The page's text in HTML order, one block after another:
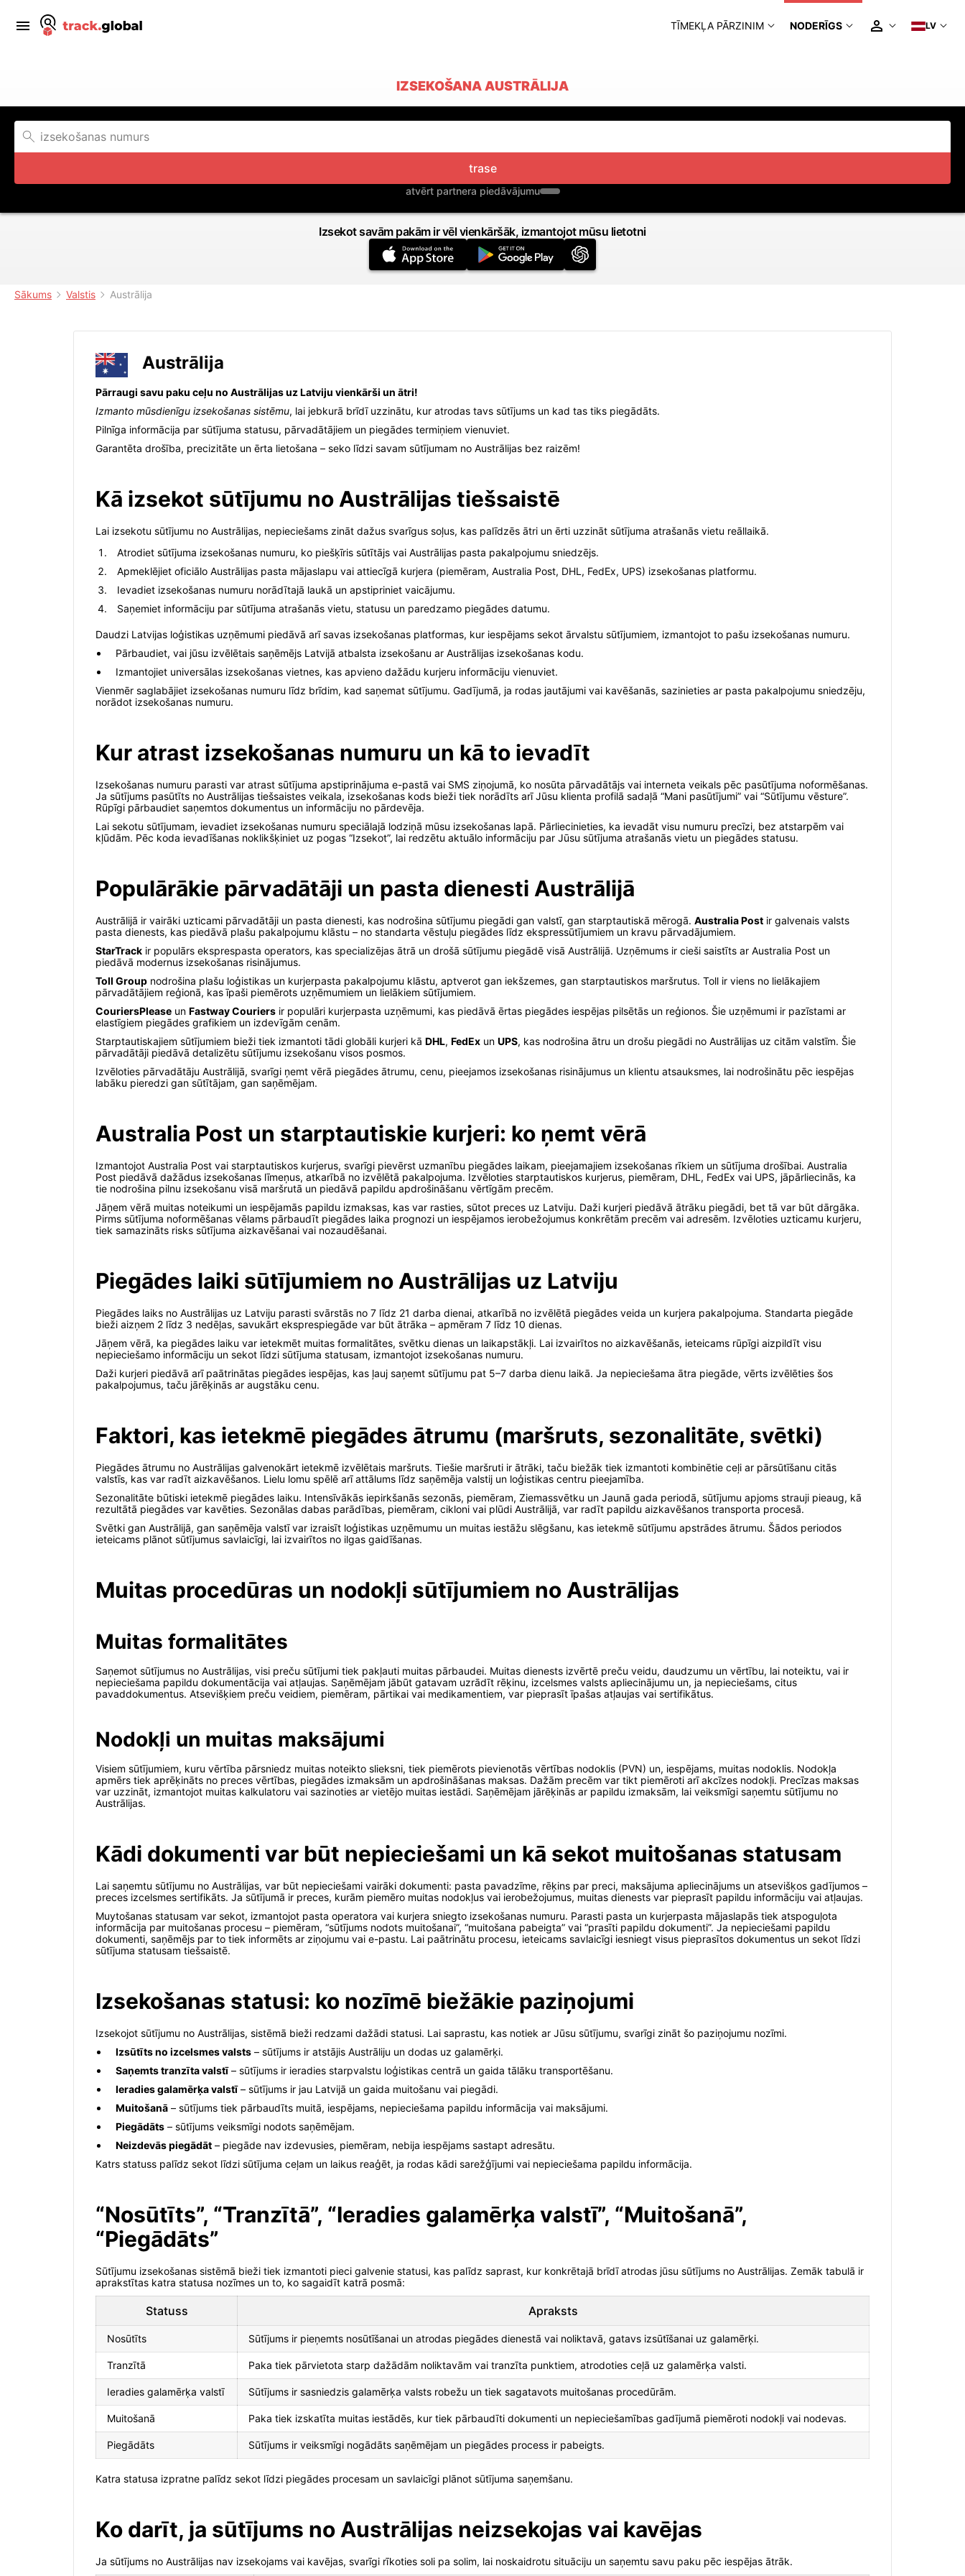
TĪMEKĻA PĀRZINIM NODERĪGS LV
IZSEKOŠANA AUSTRĀLIJA
trase
atvērt partnera piedāvājumu
Izsekot savām pakām ir vēl vienkāršāk, izmantojot mūsu lietotni
Sākums Valstis Austrālija
Austrālija
Pārraugi savu paku ceļu no Austrālijas uz Latviju vienkārši un ātri!
Izmanto mūsdienīgu izsekošanas sistēmu, lai jebkurā brīdī uzzinātu, kur atrodas tavs sūtījums un kad tas tiks piegādāts.
Pilnīga informācija par sūtījuma statusu, pārvadātājiem un piegādes termiņiem vienuviet.
Garantēta drošība, precizitāte un ērta lietošana – seko līdzi savam sūtījumam no Austrālijas bez raizēm!
Kā izsekot sūtījumu no Austrālijas tiešsaistē
Lai izsekotu sūtījumu no Austrālijas, nepieciešams zināt dažus svarīgus soļus, kas palīdzēs ātri un ērti uzzināt sūtījuma atrašanās vietu reāllaikā.
Atrodiet sūtījuma izsekošanas numuru, ko piešķīris sūtītājs vai Austrālijas pasta pakalpojumu sniedzējs.
Apmeklējiet oficiālo Austrālijas pasta mājaslapu vai attiecīgā kurjera (piemēram, Australia Post, DHL, FedEx, UPS) izsekošanas platformu.
Ievadiet izsekošanas numuru norādītajā laukā un apstipriniet vaicājumu.
Saņemiet informāciju par sūtījuma atrašanās vietu, statusu un paredzamo piegādes datumu.
Daudzi Latvijas loģistikas uzņēmumi piedāvā arī savas izsekošanas platformas, kur iespējams sekot ārvalstu sūtījumiem, izmantojot to pašu izsekošanas numuru.
Pārbaudiet, vai jūsu izvēlētais saņēmējs Latvijā atbalsta izsekošanu ar Austrālijas izsekošanas kodu.
Izmantojiet universālas izsekošanas vietnes, kas apvieno dažādu kurjeru informāciju vienuviet.
Vienmēr saglabājiet izsekošanas numuru līdz brīdim, kad saņemat sūtījumu. Gadījumā, ja rodas jautājumi vai kavēšanās, sazinieties ar pasta pakalpojumu sniedzēju,
norādot izsekošanas numuru.
Kur atrast izsekošanas numuru un kā to ievadīt
Izsekošanas numuru parasti var atrast sūtījuma apstiprinājuma e-pastā vai SMS ziņojumā, ko nosūta pārvadātājs vai interneta veikals pēc pasūtījuma noformēšanas.
Ja sūtījums pasūtīts no Austrālijas tiešsaistes veikala, izsekošanas kods bieži tiek norādīts arī Jūsu klienta profilā sadaļā “Mani pasūtījumi” vai “Sūtījumu vēsture”.
Rūpīgi pārbaudiet saņemtos dokumentus un informāciju no pārdevēja.
Lai sekotu sūtījumam, ievadiet izsekošanas numuru speciālajā lodziņā mūsu izsekošanas lapā. Pārliecinieties, ka ievadāt visu numuru precīzi, bez atstarpēm vai
kļūdām. Pēc koda ievadīšanas noklikšķiniet uz pogas “Izsekot”, lai redzētu aktuālo informāciju par Jūsu sūtījuma atrašanās vietu un piegādes statusu.
Populārākie pārvadātāji un pasta dienesti Austrālijā
Austrālijā ir vairāki uzticami pārvadātāji un pasta dienesti, kas nodrošina sūtījumu piegādi gan valstī, gan starptautiskā mērogā. Australia Post ir galvenais valsts
pasta dienests, kas piedāvā plašu pakalpojumu klāstu – no standarta vēstuļu piegādes līdz ekspressūtījumiem un kravu pārvadājumiem.
StarTrack ir populārs eksprespasta operators, kas specializējas ātrā un drošā sūtījumu piegādē visā Austrālijā. Uzņēmums ir cieši saistīts ar Australia Post un
piedāvā modernus izsekošanas risinājumus.
Toll Group nodrošina plašu loģistikas un kurjerpasta pakalpojumu klāstu, aptverot gan iekšzemes, gan starptautiskos maršrutus. Toll ir viens no lielākajiem
pārvadātājiem reģionā, kas īpaši piemērots uzņēmumiem un lielākiem sūtījumiem.
CouriersPlease un Fastway Couriers ir populāri kurjerpasta uzņēmumi, kas piedāvā ērtas piegādes iespējas pilsētās un reģionos. Šie uzņēmumi ir pazīstami ar
elastīgiem piegādes grafikiem un izdevīgām cenām.
Starptautiskajiem sūtījumiem bieži tiek izmantoti tādi globāli kurjeri kā DHL, FedEx un UPS, kas nodrošina ātru un drošu piegādi no Austrālijas uz citām valstīm. Šie
pārvadātāji piedāvā detalizētu sūtījumu izsekošanu visos posmos.
Izvēloties pārvadātāju Austrālijā, svarīgi ņemt vērā piegādes ātrumu, cenu, pieejamos izsekošanas risinājumus un klientu atsauksmes, lai nodrošinātu pēc iespējas
labāku pieredzi gan sūtītājam, gan saņēmējam.
Australia Post un starptautiskie kurjeri: ko ņemt vērā
Izmantojot Australia Post vai starptautiskos kurjerus, svarīgi pievērst uzmanību piegādes laikam, pieejamajiem izsekošanas rīkiem un sūtījuma drošībai. Australia
Post piedāvā dažādus izsekošanas līmeņus, atkarībā no izvēlētā pakalpojuma. Izvēloties starptautiskos kurjerus, piemēram, DHL, FedEx vai UPS, jāpārliecinās, ka
tie nodrošina pilnu izsekošanu visā maršrutā un piedāvā papildu apdrošināšanu vērtīgām precēm.
Jāņem vērā muitas noteikumi un iespējamās papildu izmaksas, kas var rasties, sūtot preces uz Latviju. Daži kurjeri piedāvā ātrāku piegādi, bet tā var būt dārgāka.
Pirms sūtījuma noformēšanas vēlams pārbaudīt piegādes laika prognozi un iespējamos ierobežojumus konkrētām precēm vai adresēm. Izvēloties uzticamu kurjeru,
tiek samazināts risks sūtījuma aizkavēšanai vai nozaudēšanai.
Piegādes laiki sūtījumiem no Austrālijas uz Latviju
Piegādes laiks no Austrālijas uz Latviju parasti svārstās no 7 līdz 21 darba dienai, atkarībā no izvēlētā piegādes veida un kurjera pakalpojuma. Standarta piegāde
bieži aizņem 2 līdz 3 nedēļas, savukārt eksprespiegāde var būt ātrāka – apmēram 7 līdz 10 dienas.
Jāņem vērā, ka piegādes laiku var ietekmēt muitas formalitātes, svētku dienas un laikapstākļi. Lai izvairītos no aizkavēšanās, ieteicams rūpīgi aizpildīt visu
nepieciešamo informāciju un sekot līdzi sūtījuma statusam, izmantojot izsekošanas numuru.
Daži kurjeri piedāvā arī paātrinātas piegādes iespējas, kas ļauj saņemt sūtījumu pat 5–7 darba dienu laikā. Ja nepieciešama ātra piegāde, vērts izvēlēties šos
pakalpojumus, taču jārēķinās ar augstāku cenu.
Faktori, kas ietekmē piegādes ātrumu (maršruts, sezonalitāte, svētki)
Piegādes ātrumu no Austrālijas galvenokārt ietekmē izvēlētais maršruts. Tiešie maršruti ir ātrāki, taču biežāk tiek izmantoti kombinētie ceļi ar pārsūtīšanu citās
valstīs, kas var radīt aizkavēšanos. Lielu lomu spēlē arī attālums līdz saņēmēja valstij un loģistikas centru pieejamība.
Sezonalitāte būtiski ietekmē piegādes laiku. Intensīvākās iepirkšanās sezonās, piemēram, Ziemassvētku un Jaunā gada periodā, sūtījumu apjoms strauji pieaug, kā
rezultātā piegādes var kavēties. Sezonālas dabas parādības, piemēram, cikloni vai plūdi Austrālijā, var radīt papildu aizkavēšanos transporta procesā.
Svētki gan Austrālijā, gan saņēmēja valstī var izraisīt loģistikas uzņēmumu un muitas iestāžu slēgšanu, kas ietekmē sūtījumu apstrādes ātrumu. Šādos periodos
ieteicams plānot sūtījumus savlaicīgi, lai izvairītos no ilgas gaidīšanas.
Muitas procedūras un nodokļi sūtījumiem no Austrālijas
Muitas formalitātes
Saņemot sūtījumus no Austrālijas, visi preču sūtījumi tiek pakļauti muitas pārbaudei. Muitas dienests izvērtē preču veidu, daudzumu un vērtību, lai noteiktu, vai ir
nepieciešama papildu dokumentācija vai atļaujas. Saņēmējam jābūt gatavam uzrādīt rēķinu, izcelsmes valsts apliecinājumu un, ja nepieciešams, citus
pavaddokumentus. Atsevišķiem preču veidiem, piemēram, pārtikai vai medikamentiem, var pieprasīt īpašas atļaujas vai sertifikātus.
Nodokļi un muitas maksājumi
Visiem sūtījumiem, kuru vērtība pārsniedz muitas noteikto slieksni, tiek piemērots pievienotās vērtības nodoklis (PVN) un, iespējams, muitas nodoklis. Nodokļa
apmērs tiek aprēķināts no preces vērtības, piegādes izmaksām un apdrošināšanas maksas. Dažām precēm var tikt piemēroti arī akcīzes nodokļi. Precīzas maksas
var uzzināt, izmantojot muitas kalkulatoru vai sazinoties ar vietējo muitas iestādi. Saņēmējam jārēķinās ar papildu izmaksām, lai veiksmīgi saņemtu sūtījumu no
Austrālijas.
Kādi dokumenti var būt nepieciešami un kā sekot muitošanas statusam
Lai saņemtu sūtījumu no Austrālijas, var būt nepieciešami vairāki dokumenti: pasta pavadzīme, rēķins par preci, maksājuma apliecinājums un atsevišķos gadījumos –
preces izcelsmes sertifikāts. Ja sūtījumā ir preces, kurām piemēro muitas nodokļus vai ierobežojumus, muitas dienests var pieprasīt papildu informāciju vai atļaujas.
Muytošanas statusam var sekot, izmantojot pasta operatora vai kurjera sniegto izsekošanas numuru. Parasti pasta un kurjerpasta mājaslapās tiek atspoguļota
informācija par muitošanas procesu – piemēram, “sūtījums nodots muitošanai”, “muitošana pabeigta” vai “prasīti papildu dokumenti”. Ja nepieciešami papildu
dokumenti, saņēmējs par to tiek informēts ar ziņojumu vai e-pastu. Lai paātrinātu procesu, ieteicams savlaicīgi iesniegt visus pieprasītos dokumentus un sekot līdzi
sūtījuma statusam tiešsaistē.
Izsekošanas statusi: ko nozīmē biežākie paziņojumi
Izsekojot sūtījumu no Austrālijas, sistēmā bieži redzami dažādi statusi. Lai saprastu, kas notiek ar Jūsu sūtījumu, svarīgi zināt šo paziņojumu nozīmi.
Izsūtīts no izcelsmes valsts – sūtījums ir atstājis Austrāliju un dodas uz galamērķi.
Saņemts tranzīta valstī– sūtījums ir ieradies starpvalstu loģistikas centrā un gaida tālāku transportēšanu.
Ieradies galamērķa valstī– sūtījums ir jau Latvijā un gaida muitošanu vai piegādi.
Muitošanā – sūtījums tiek pārbaudīts muitā, iespējams, nepieciešama papildu informācija vai maksājumi.
Piegādāts – sūtījums veiksmīgi nodots saņēmējam.
Neizdevās piegādāt – piegāde nav izdevusies, piemēram, nebija iespējams sastapt adresātu.
Katrs statuss palīdz sekot līdzi sūtījuma ceļam un laikus reaģēt, ja rodas kādi sarežģījumi vai nepieciešama papildu informācija.
“Nosūtīts”, “Tranzītā”, “Ieradies galamērķa valstī”, “Muitošanā”,
“Piegādāts”
Sūtījumu izsekošanas sistēmā bieži tiek izmantoti pieci galvenie statusi, kas palīdz saprast, kur konkrētajā brīdī atrodas jūsu sūtījums no Austrālijas. Zemāk tabulā ir
aprakstītas katra statusa nozīmes un to, ko sagaidīt katrā posmā:
Statuss Apraksts
Nosūtīts Sūtījums ir pieņemts nosūtīšanai un atrodas piegādes dienestā vai noliktavā, gatavs izsūtīšanai uz galamērķi.
Tranzītā Paka tiek pārvietota starp dažādām noliktavām vai tranzīta punktiem, atrodoties ceļā uz galamērķa valsti.
Ieradies galamērķa valstī Sūtījums ir sasniedzis galamērķa valsts robežu un tiek sagatavots muitošanas procedūrām.
Muitošanā Paka tiek izskatīta muitas iestādēs, kur tiek pārbaudīti dokumenti un nepieciešamības gadījumā piemēroti nodokļi vai nodevas.
Piegādāts Sūtījums ir veiksmīgi nogādāts saņēmējam un piegādes process ir pabeigts.
Katra statusa izpratne palīdz sekot līdzi piegādes procesam un savlaicīgi plānot sūtījuma saņemšanu.
Ko darīt, ja sūtījums no Austrālijas neizsekojas vai kavējas
Ja sūtījums no Austrālijas nav izsekojams vai kavējas, svarīgi rīkoties soli pa solim, lai noskaidrotu situāciju un saņemtu savu paku pēc iespējas ātrāk.